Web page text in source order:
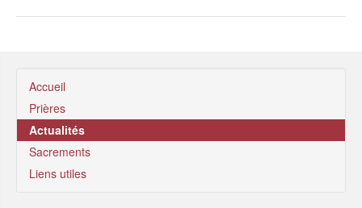
Accueil
Prières
Actualités
Sacrements
Liens utiles